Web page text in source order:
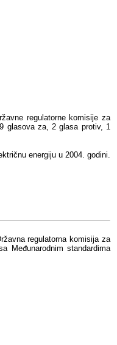
regulatorne komisije za
glasova za, 2 glasa protiv, 1
energiju u 2004. godini.
regulatorna komisija za
Međunarodnim standardima